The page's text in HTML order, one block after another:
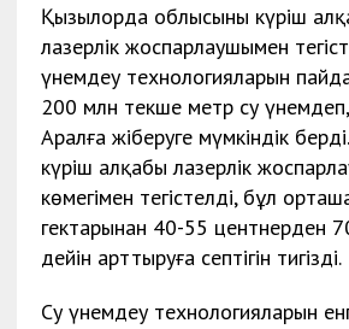
Қызылорда облысының күріш
лазерлік жоспарлаушымен
үнемдеу технологияларын
200 млн текше метр су
Аралға жіберуге мүмкіндік
күріш алқабы лазерлік
көмегімен тегістелді, бұл
гектарынан 40-55 центнерден
дейін арттыруға септігін тигізді.
Су үнемдеу технологияларын